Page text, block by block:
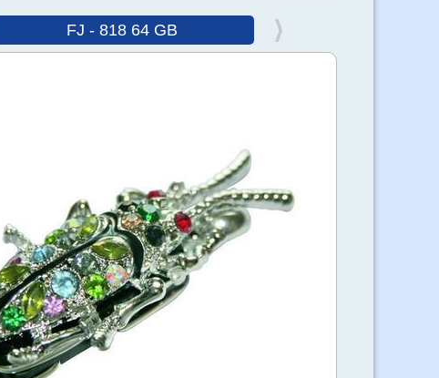
FJ - 818 64 GB